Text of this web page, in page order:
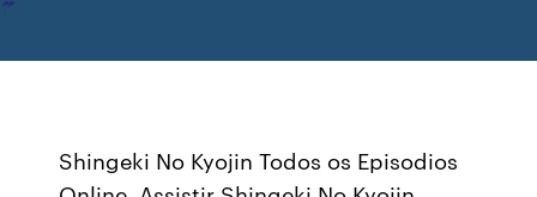
Shingeki No Kyojin Todos os Episodios